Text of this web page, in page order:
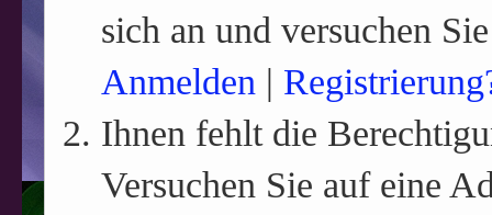
sich an und versuchen
Anmelden |
Ihnen fehlt die
Versuchen Sie auf eine